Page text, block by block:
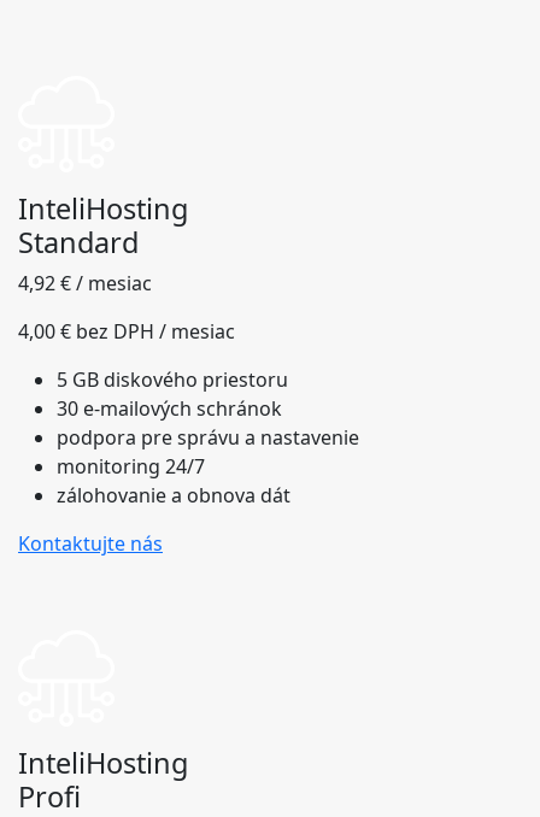
InteliHosting
Standard
4,92 € / mesiac
4,00 € bez DPH / mesiac
5 GB diskového priestoru
30 e-mailových schránok
podpora pre správu a nastavenie
monitoring 24/7
zálohovanie a obnova dát
Kontaktujte nás
InteliHosting
Profi